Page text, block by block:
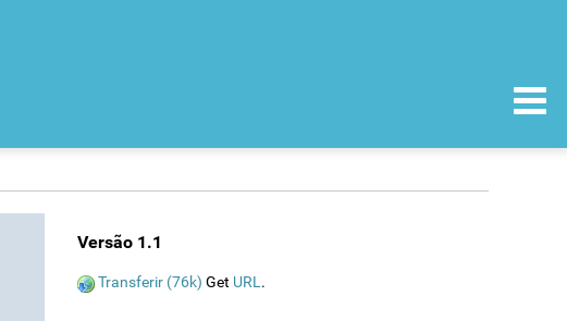
Versão 1.1
Transferir (76k) Get URL.